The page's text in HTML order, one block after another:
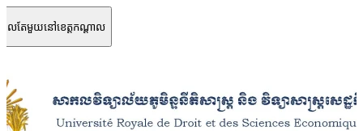
ចូលតែមួយនៅខេត្តកណ្តាល